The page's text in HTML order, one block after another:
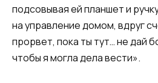
подсовывая ей планшет и
на управление домом, вдруг
прорвет, пока ты тут… не дай
чтобы я могла дела вести».